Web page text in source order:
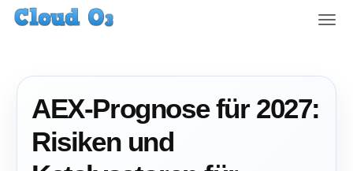
T
AEX-Prognose für 2027:
Risiken und